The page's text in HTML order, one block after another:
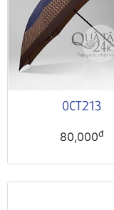
0CT213
80,000đ